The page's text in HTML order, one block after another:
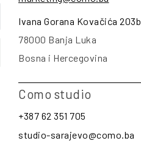
Ivana Gorana Kovačića 203b
78000 Banja Luka
Bosna i Hercegovina
Como studio
+387 62 351 705
studio-sarajevo@como.ba